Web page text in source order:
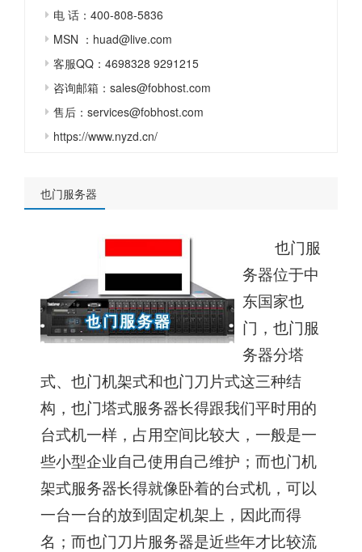
电 话：400-808-5836
MSN ：huad@live.com
客服QQ：4698328 9291215
咨询邮箱：sales@fobhost.com
售后：services@fobhost.com
https://www.nyzd.cn/
也门服务器
也门服
务器位于中
东国家也
门， 也门服
务器分塔
式、也门机架式和也门刀片式这三种结
构，也门塔式服务器长得跟我们平时用的
台式机一样，占用空间比较大，一般是一
些小型企业自己使用自己维护；而也门机
架式服务器长得就像卧着的台式机，可以
一台一台的放到固定机架上，因此而得
名；而也门刀片服务器是近些年才比较流